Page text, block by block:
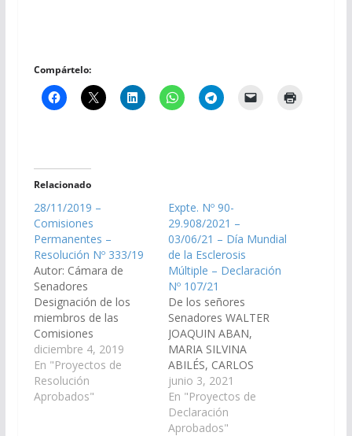
Compártelo:
Relacionado
28/11/2019 –
Comisiones
Permanentes –
Resolución Nº 333/19
Autor: Cámara de
Senadores
Designación de los
miembros de las
Comisiones
Permanentes de la
Cámara de Senadores,
que a continuación se
consignan: Economía,
diciembre 4, 2019
En "Proyectos de
Resolución
Aprobados"
Expte. Nº 90-
29.908/2021 –
03/06/21 – Día Mundial
de la Esclerosis
Múltiple – Declaración
Nº 107/21
De los señores
Senadores WALTER
JOAQUIN ABAN,
MARIA SILVINA
ABILÉS, CARLOS
NICOLAS AMPUERO,
MARTIN FELIPE
ARJONA, WALTER
HERNAN CRUZ, JUAN
junio 3, 2021
En "Proyectos de
Declaración
Aprobados"